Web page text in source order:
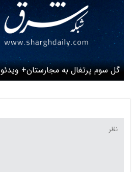
گل سوم پرتغال به مجارستان+ ویدئو